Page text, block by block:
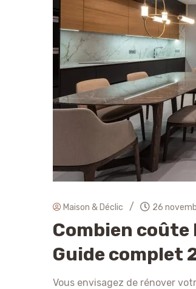
Maison & Déclic / 26
Combien
Guide complet
Vous envisagez de rénover